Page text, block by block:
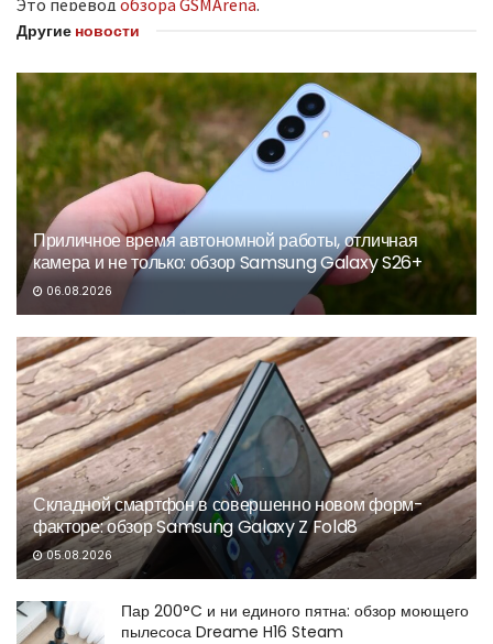
Другие новости
Приличное время автономной работы, отличная
камера и не только: обзор Samsung Galaxy S26+
06.08.2026
Складной смартфон в совершенно новом форм-
факторе: обзор Samsung Galaxy Z Fold8
05.08.2026
Пар 200°C и ни единого пятна: обзор моющего
пылесоса Dreame H16 Steam